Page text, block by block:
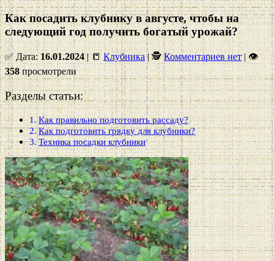
Как посадить клубнику в августе, чтобы на
следующий год получить богатый урожай?
✅ Дата:16.01.2024| 📒Клубника| 🕵Комментариев нет|👁
358 просмотрели
Разделы статьи:
Как правильно подготовить рассаду?
Как подготовить грядку для клубники?
Техника посадки клубники